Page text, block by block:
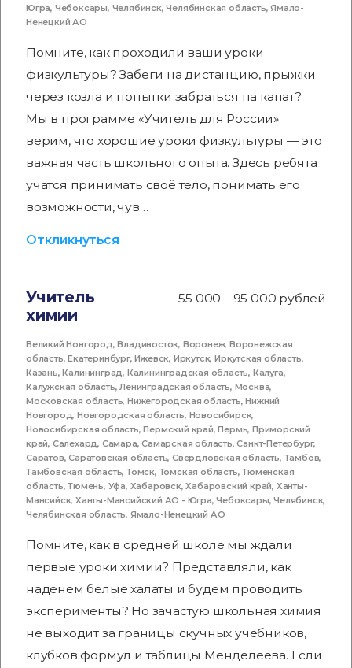
Югра, Чебоксары, Челябинск,Челябинская область,Ямало-
Ненецкий АО
Помните, как проходили ваши уроки
физкультуры? Забеги на дистанцию, прыжки
через козла и попытки забраться на канат?
Мы в программе «Учитель для России»
верим, что хорошие уроки физкультуры — это
важная часть школьного опыта. Здесь ребята
учатся принимать своё тело, понимать его
возможности, чув…
Откликнуться
Учитель
химии
55 000 – 95 000 рублей
Великий Новгород,Владивосток, Воронеж,Воронежская
область,Екатеринбург,Ижевск, Иркутск,Иркутская область,
Казань,Калининград, Калининградская область, Калуга,
Калужская область,Ленинградская область, Москва,
Московская область,Нижегородская область,Нижний
Новгород,Новгородская область, Новосибирск,
Новосибирская область,Пермский край,Пермь,Приморский
край, Салехард, Самара,Самарская область,Санкт-Петербург,
Саратов,Саратовская область,Свердловская область, Тамбов,
Тамбовская область,Томск, Томская область,Тюменская
область,Тюмень, Уфа, Хабаровск,Хабаровский край, Ханты-
Мансийск,Ханты-Мансийский АО - Югра,Чебоксары,Челябинск,
Челябинская область, Ямало-Ненецкий АО
Помните, как в средней школе мы ждали
первые уроки химии? Представляли, как
наденем белые халаты и будем проводить
эксперименты? Но зачастую школьная химия
не выходит за границы скучных учебников,
клубков формул и таблицы Менделеева. Если